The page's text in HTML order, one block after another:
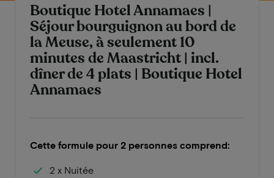
Boutique Hotel Annamaes |
Séjour bourguignon au bord de
la Meuse, à seulement 10
minutes de Maastricht | incl.
dîner de 4 plats | Boutique Hotel
Annamaes
Cette formule pour 2 personnes comprend:
2 x Nuitée